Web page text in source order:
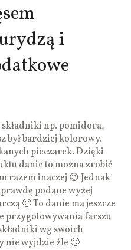
i
np. pomidora,
był bardziej kolorowy.
pieczarek. Dzięki
danie to można zrobić
razem inaczej 😉 Jednak
podane wyżej
🙂 To danie ma jeszcze
przygotowywania farszu
wg swoich
nie wyjdzie źle 🙂